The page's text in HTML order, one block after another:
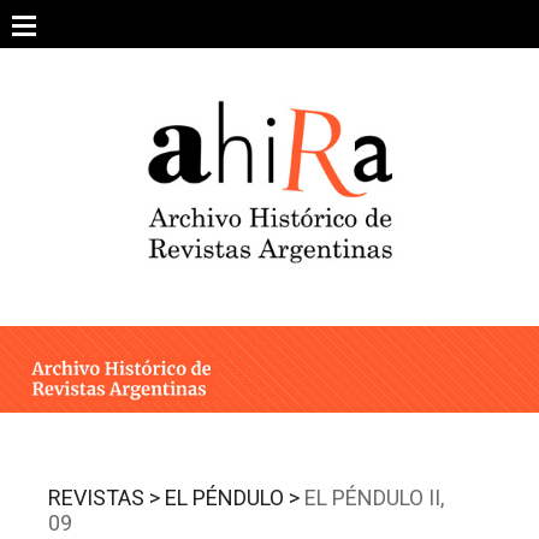
content
ARCHIVO DE REVISTAS
ESTUDIOS CRÍTICOS
INTEGRANTES
CONTACTO
REVISTAS > EL PÉNDULO > EL PÉNDULO II,
09